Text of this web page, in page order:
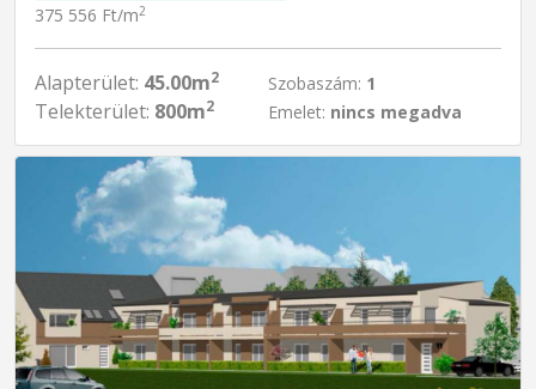
375 556 Ft/m2
Alapterület: 45.00m2
Telekterület: 800m2
Szobaszám: 1
Emelet: nincs megadva